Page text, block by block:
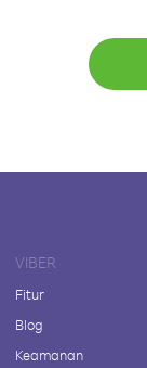
VIBER
Fitur
Blog
Keamanan